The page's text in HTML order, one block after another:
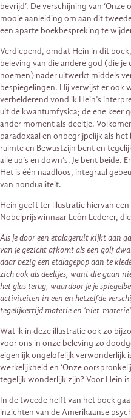
bevrijd’. De verschijning van
mooie aanleiding om aan dit
een aparte boekbespreking te
Verdiepend, omdat Hein in dit
beleving van die andere god (die
noemen) nader uitwerkt middels
bespiegelingen. Hij verwijst er ook
verhelderend vond ik Hein’s
uit de kwantumfysica; de ene keer
ander moment als deeltje.
paradoxaal en onbegrijpelijk als
ruimte en Bewustzijn bent en
alle up’s en down’s. Je bent beide.
Het is één naadloos, integraal
van nondualiteit.
Hein geeft ter illustratie hiervan
Nobelprijswinnaar León Lederer,
Als je door een etalageruit kijkt dan
van je gezicht afkomt als een golf
daar bezig een etalagepop aan te
zich ook als deeltjes, want die gaan
het glas terug, waardoor je je
activiteiten in een en hetzelfde
tegelijkertijd materie en ‘niet-
Wat ik in deze illustratie ook zo
voor ons in onze beleving zo
eigenlijk ongelofelijk verwonderlijk
werkelijkheid en ‘Onze
tegelijk wonderlijk zijn? Voor Hein
In de tweede helft van het boek
inzichten van de Amerikaanse